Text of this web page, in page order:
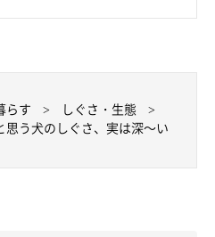
っていてくれる――。そんな愛犬
い主さんも多いのではないでしょ
らす
しぐさ・生態
う犬のしぐさ、実は深～い